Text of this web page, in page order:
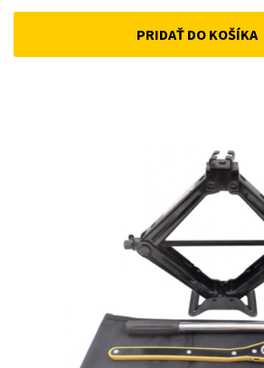
price
was: is:
PRIDAŤ DO KOŠÍKA